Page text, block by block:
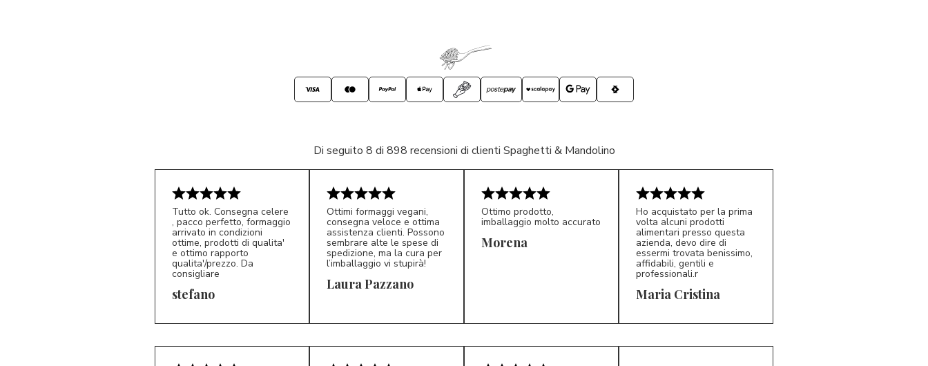
Di seguito 8 di 898 recensioni di clienti Spaghetti & Mandolino
S*
Tutto ok. Consegna celere
, pacco perfetto, formaggio
arrivato in condizioni
ottime, prodotti di qualita'
e ottimo rapporto
qualita'/prezzo. Da
consigliare
stefano LP 5/5
Ottimi formaggi vegani,
consegna veloce e ottima
assistenza clienti. Possono
sembrare alte le spese di
spedizione, ma la cura per
l’imballaggio vi stupirà!
Laura Pazzano
Ottimo prodotto,
imballaggio molto accurato
Morena
MC 5/5
Ho acquistato per la prima
volta alcuni prodotti
alimentari presso questa
azienda, devo dire di
essermi trovata benissimo,
affidabili, gentili e
professionali.r
Maria Cristina